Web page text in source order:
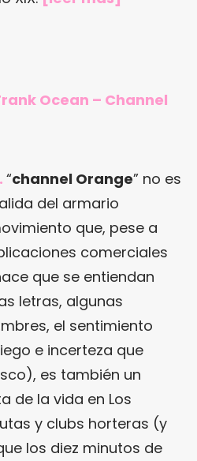
Ocean – Channel
“channel Orange” no es
del armario
que, pese a
comerciales
que se entiendan
letras, algunas
el sentimiento
e incerteza que
es también un
de la vida en Los
y clubs horteras (y
los diez minutos de